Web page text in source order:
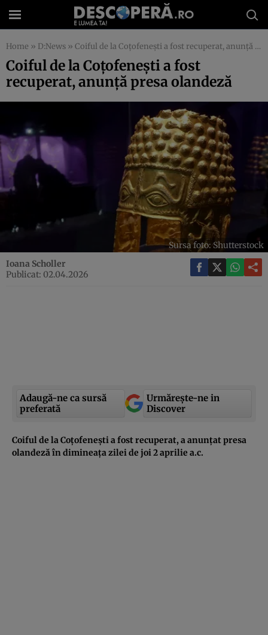
Home » D:News » Coiful de la Coțofenești a fost recuperat, anunță presa olandeză
Coiful de la Coțofenești a fost
recuperat, anunță presa olandeză
Sursa foto: Shutterstock
Ioana Scholler
Publicat: 02.04.2026
Adaugă-ne ca sursă
preferată
Urmărește-ne in
Discover
Coiful de la Coțofenești a fost recuperat, a anunțat presa
olandeză în dimineața zilei de joi 2 aprilie a.c.